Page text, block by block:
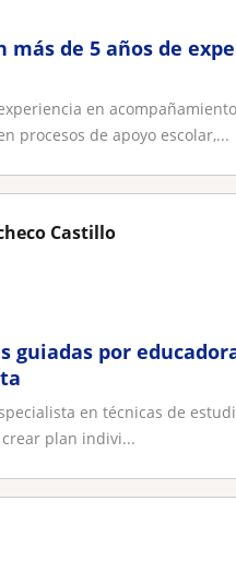
más de 5 años de
en
procesos de apoyo escolar,...
Castillo
guiadas por
en técnicas de
plan indivi...